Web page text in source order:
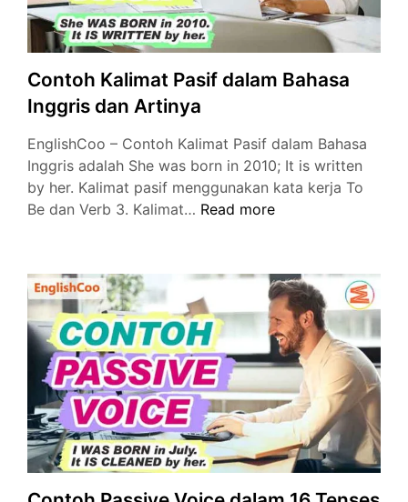
Contoh Kalimat Pasif dalam Bahasa
Inggris dan Artinya
EnglishCoo – Contoh Kalimat Pasif dalam Bahasa
Inggris adalah She was born in 2010; It is written
by her. Kalimat pasif menggunakan kata kerja To
Be dan Verb 3. Kalimat… Contoh
dalam
Bahasa
Inggris
dan
Artinya
Read more